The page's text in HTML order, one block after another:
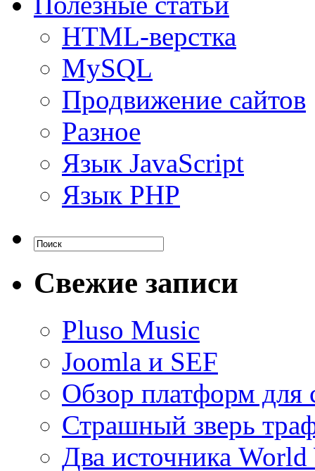
HTML-верстка
MySQL
Продвижение сайтов
Разное
Язык JavaScript
Язык PHP
Свежие записи
Pluso Musiс
Joomla и SEF
Обзор платформ для
Страшный зверь
Два источника World